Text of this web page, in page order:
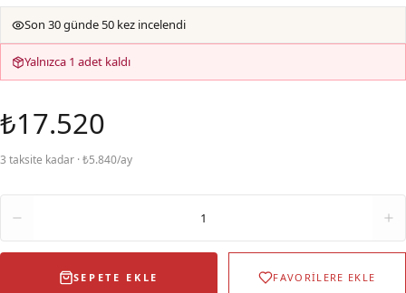
Son 30 günde 50 kez incelendi
Yalnızca 1 adet kaldı
₺17.520
3 taksite kadar · ₺5.840/ay
1
SEPETE EKLE FAVORİLERE EKLE